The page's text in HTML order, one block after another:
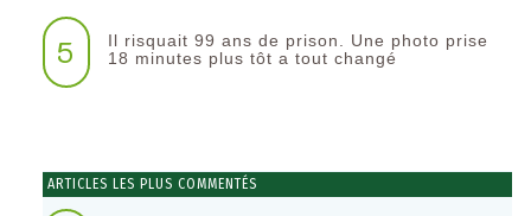
5
Il risquait 99 ans de prison. Une photo prise
18 minutes plus tôt a tout changé
ARTICLES LES PLUS COMMENTÉS